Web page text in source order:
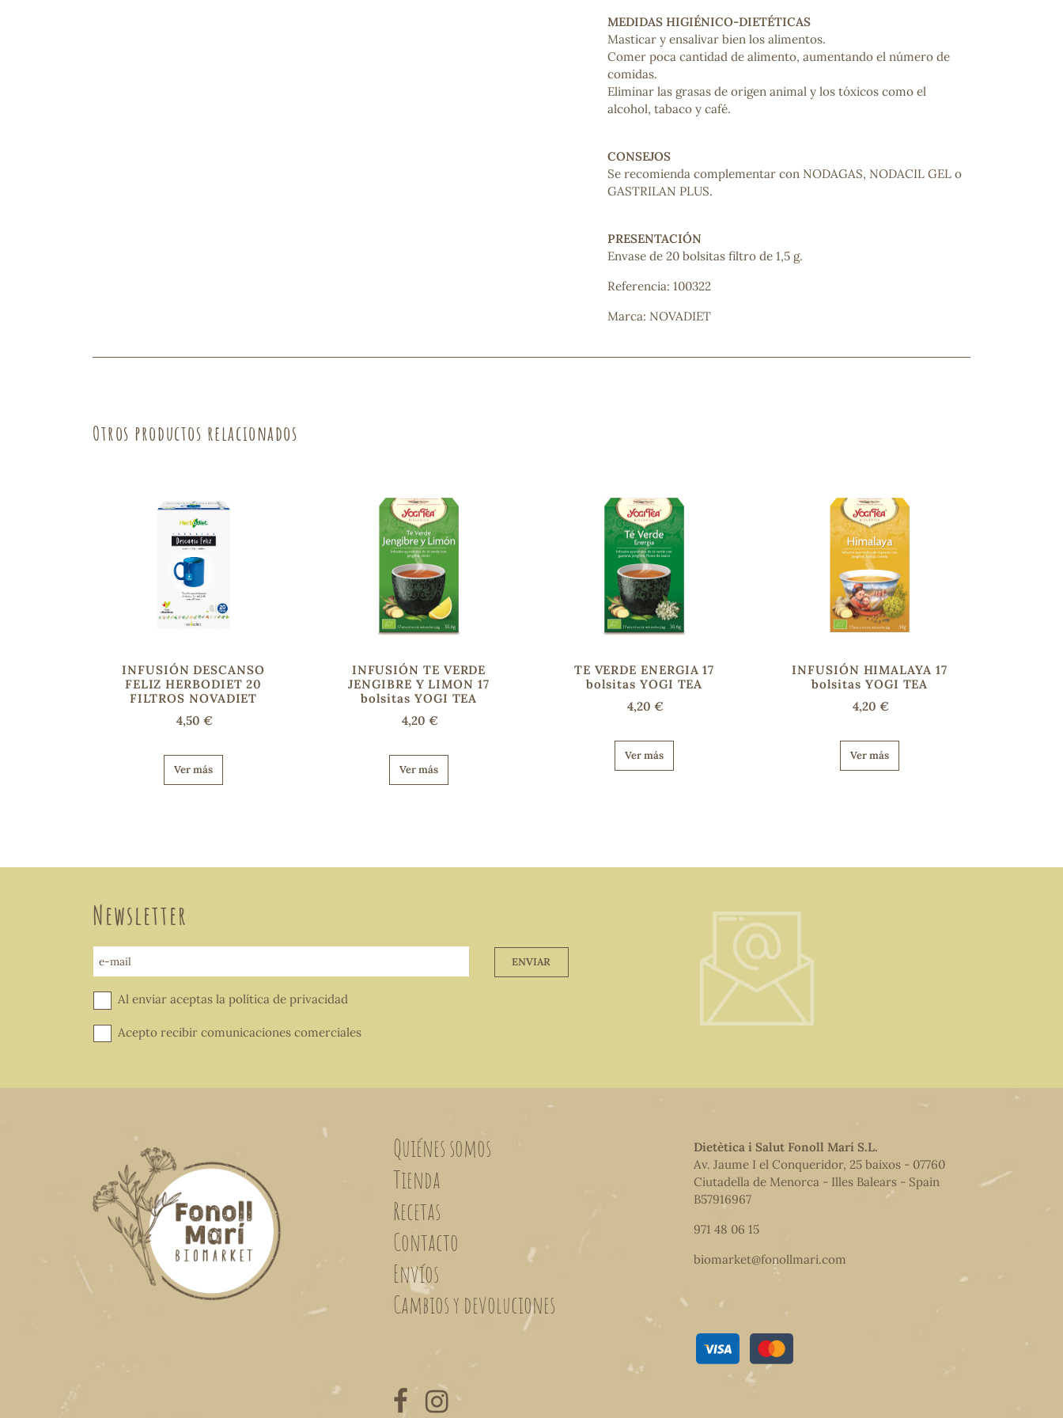
¿No encuentras tu producto?
MEDIDAS HIGIÉNICO-DIETÉTICAS
Masticar y ensalivar bien los alimentos.
Comer poca cantidad de alimento, aumentando el número de
comidas.
Eliminar las grasas de origen animal y los tóxicos como el
alcohol, tabaco y café.
CONSEJOS
Se recomienda complementar con NODAGAS, NODACIL GEL o
GASTRILAN PLUS.
PRESENTACIÓN
Envase de 20 bolsitas filtro de 1,5 g.
Referencia: 100322
Marca: NOVADIET
Otros productos relacionados
INFUSIÓN DESCANSO
FELIZ HERBODIET 20
FILTROS NOVADIET
4,50 €
Ver más
INFUSIÓN TE VERDE
JENGIBRE Y LIMON 17
bolsitas YOGI TEA
4,20 €
Ver más
TE VERDE ENERGIA 17
bolsitas YOGI TEA
4,20 €
Ver más
INFUSIÓN HIMALAYA 17
bolsitas YOGI TEA
4,20 €
Ver más
Newsletter
e-mail ENVIAR
Al enviar aceptas la política de privacidad
Acepto recibir comunicaciones comerciales
Quiénes somos
Tienda
Recetas
Contacto
Envíos
Cambios y devoluciones
Dietètica i Salut Fonoll Marí S.L.
Av. Jaume I el Conqueridor, 25 baixos - 07760
Ciutadella de Menorca - Illes Balears - Spain
B57916967
971 48 06 15
biomarket@fonollmari.com